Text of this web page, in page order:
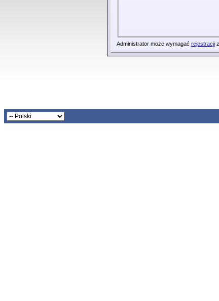
Administrator może wymagać rejestracji